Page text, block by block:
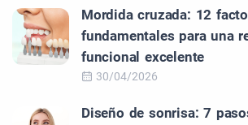
Mordida cruzada: 12
fundamentales para una
funcional excelente
30/04/2026
Diseño de sonrisa: 7